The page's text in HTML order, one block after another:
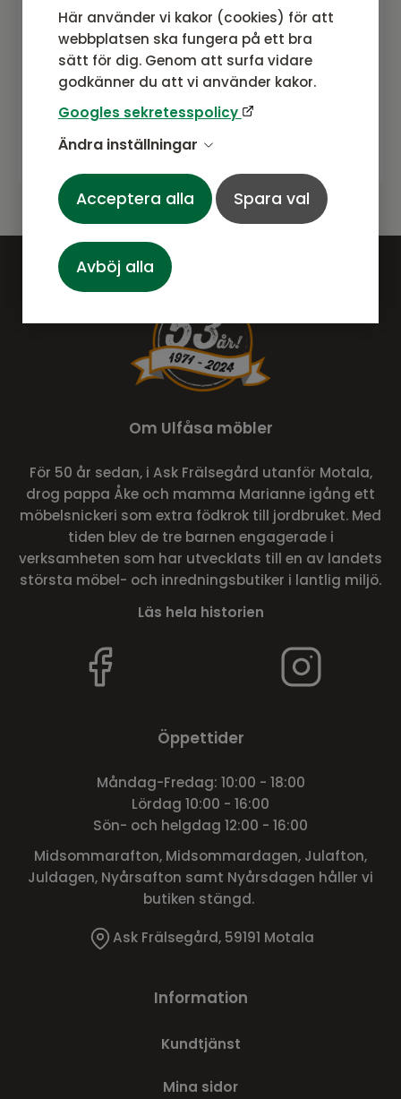
Här använder vi kakor (cookies) för att
webbplatsen ska fungera på ett bra
sätt för dig. Genom att surfa vidare
godkänner du att vi använder kakor.
Googles sekretesspolicy
Ändra inställningar
Acceptera alla Spara val
Avböj alla
Prenumerera
Om Ulfåsa möbler
För 50 år sedan, i Ask Frälsegård utanför Motala,
drog pappa Åke och mamma Marianne igång ett
möbelsnickeri som extra födkrok till jordbruket. Med
tiden blev de tre barnen engagerade i
verksamheten som har utvecklats till en av landets
största möbel- och inredningsbutiker i lantlig miljö.
Läs hela historien
Öppettider
Måndag-Fredag: 10:00 - 18:00
Lördag 10:00 - 16:00
Sön- och helgdag 12:00 - 16:00
Midsommarafton, Midsommardagen, Julafton,
Juldagen, Nyårsafton samt Nyårsdagen håller vi
butiken stängd.
Ask Frälsegård, 59191 Motala
Information
Kundtjänst
Mina sidor